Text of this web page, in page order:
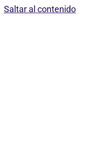
Saltar al contenido